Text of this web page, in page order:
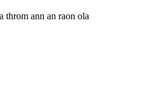
throm ann an raon ola